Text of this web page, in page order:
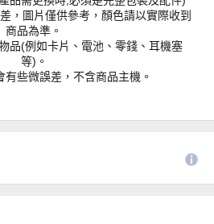
，圖片僅供參考，顏色請以實際收到
商品為準。
品(例如卡片、電池、零錢、耳機塞
等)。
有些微誤差，不含商品主機。